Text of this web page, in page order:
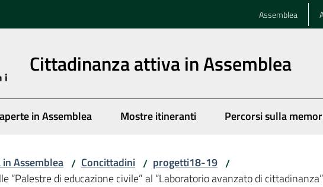
Assemblea
Cittadinanza attiva in Assemblea
in Assemblea Mostre itineranti Percorsi sulla
Assemblea / Concittadini / progetti18-19 /
“Palestre di educazione civile” al “Laboratorio avanzato di cittadinanza”